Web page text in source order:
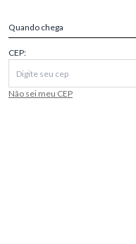
Quando chega
CEP:
Não sei meu CEP